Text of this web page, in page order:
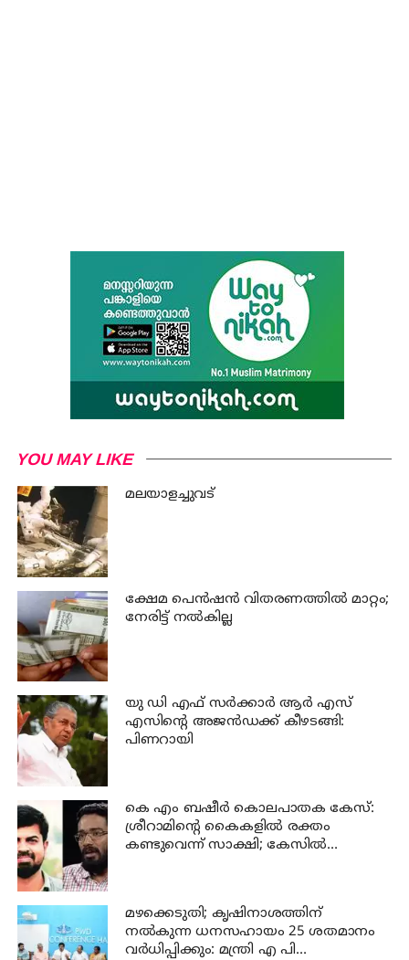
YOU MAY LIKE
മലയാളച്ചുവട്
ക്ഷേമ പെന്‍ഷന്‍ വിതരണത്തില്‍ മാറ്റം;
നേരിട്ട് നല്‍കില്ല
യു ഡി എഫ് സര്‍ക്കാര്‍ ആര്‍ എസ്
എസിന്റെ അജന്‍ഡക്ക്‌ കീഴടങ്ങി:
പിണറായി
കെ എം ബഷീര്‍ കൊലപാതക കേസ്:
ശ്രീറാമിന്റെ കൈകളില്‍ രക്തം
കണ്ടുവെന്ന് സാക്ഷി; കേസില്‍
മഴക്കെടുതി; കൃഷിനാശത്തിന്
നല്‍കുന്ന ധനസഹായം 25 ശതമാനം
വര്‍ധിപ്പിക്കും: മന്ത്രി എ പി